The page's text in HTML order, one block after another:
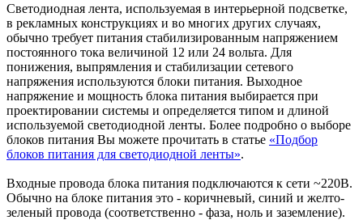
Светодиодная лента, используемая в интерьерной подсветке,
в рекламных конструкциях и во многих других случаях,
обычно требует питания стабилизированным напряжением
постоянного тока величиной 12 или 24 вольта. Для
понижения, выпрямления и стабилизации сетевого
напряжения используются блоки питания. Выходное
напряжение и мощность блока питания выбирается при
проектировании системы и определяется типом и длиной
используемой светодиодной ленты. Более подробно о выборе
блоков питания Вы можете прочитать в статье «Подбор
блоков питания для светодиодной ленты».
Входные провода блока питания подключаются к сети ~220В.
Обычно на блоке питания это - коричневый, синий и желто-
зеленый провода (соответственно - фаза, ноль и заземление).